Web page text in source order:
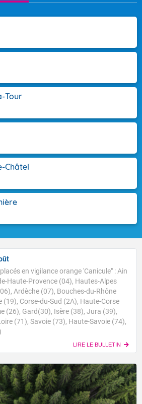
Tour
Châtel
en vigilance orange 'Canicule" : Ain
Haute-Provence (04), Hautes-Alpes
Ardèche (07), Bouches-du-Rhône
(19), Corse-du-Sud (2A), Haute-Corse
(26), Gard(30), Isère (38), Jura (39),
(71), Savoie (73), Haute-Savoie (74),
LIRE LE BULLETIN